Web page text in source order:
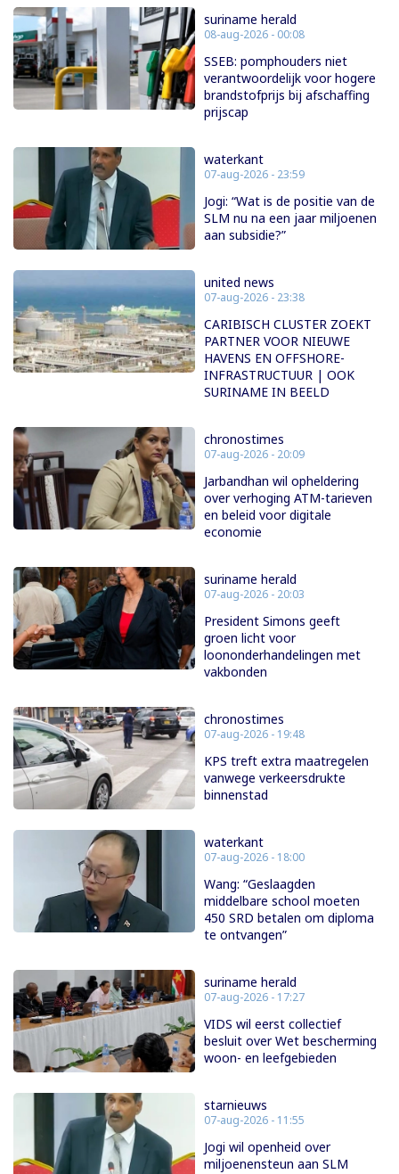
suriname herald
08-aug-2026 - 00:08
SSEB: pomphouders niet
verantwoordelijk voor hogere
brandstofprijs bij afschaffing
prijscap
waterkant
07-aug-2026 - 23:59
Jogi: “Wat is de positie van de
SLM nu na een jaar miljoenen
aan subsidie?”
united news
07-aug-2026 - 23:38
CARIBISCH CLUSTER ZOEKT
PARTNER VOOR NIEUWE
HAVENS EN OFFSHORE-
INFRASTRUCTUUR | OOK
SURINAME IN BEELD
chronostimes
07-aug-2026 - 20:09
Jarbandhan wil opheldering
over verhoging ATM-tarieven
en beleid voor digitale
economie
suriname herald
07-aug-2026 - 20:03
President Simons geeft
groen licht voor
loononderhandelingen met
vakbonden
chronostimes
07-aug-2026 - 19:48
KPS treft extra maatregelen
vanwege verkeersdrukte
binnenstad
waterkant
07-aug-2026 - 18:00
Wang: “Geslaagden
middelbare school moeten
450 SRD betalen om diploma
te ontvangen”
suriname herald
07-aug-2026 - 17:27
VIDS wil eerst collectief
besluit over Wet bescherming
woon- en leefgebieden
starnieuws
07-aug-2026 - 11:55
Jogi wil openheid over
miljoenensteun aan SLM